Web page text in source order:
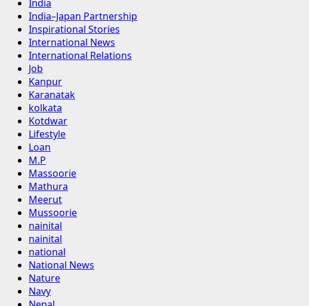
India
India–Japan Partnership
Inspirational Stories
International News
International Relations
Job
Kanpur
Karanatak
kolkata
Kotdwar
Lifestyle
Loan
M.P
Massoorie
Mathura
Meerut
Mussoorie
nainital
nainital
national
National News
Nature
Navy